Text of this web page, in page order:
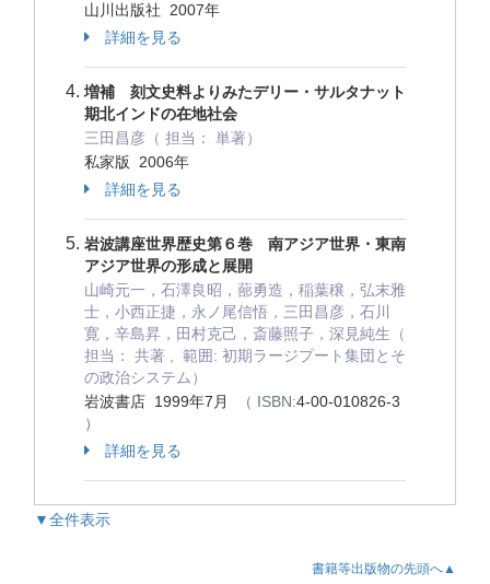
山川出版社 2007年
詳細を見る
増補 刻文史料よりみたデリー・サルタナット
期北インドの在地社会
三田昌彦（ 担当： 単著）
私家版 2006年
詳細を見る
岩波講座世界歴史第６巻 南アジア世界・東南
アジア世界の形成と展開
山崎元一，石澤良昭，蔀勇造，稲葉穣，弘末雅
士，小西正捷，永ノ尾信悟，三田昌彦，石川
寛，辛島昇，田村克己，斎藤照子，深見純生（
担当： 共著 , 範囲: 初期ラージプート集団とそ
の政治システム）
岩波書店 1999年7月
（ ISBN:4-00-010826-3
）
詳細を見る
▼全件表示
書籍等出版物の先頭へ▲